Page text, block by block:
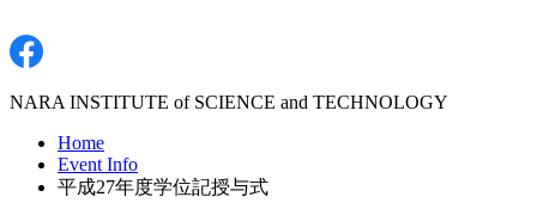
NARA INSTITUTE of SCIENCE and TECHNOLOGY
Home
Event Info
平成27年度学位記授与式